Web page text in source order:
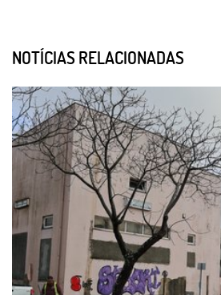
NOTÍCIAS RELACIONADAS